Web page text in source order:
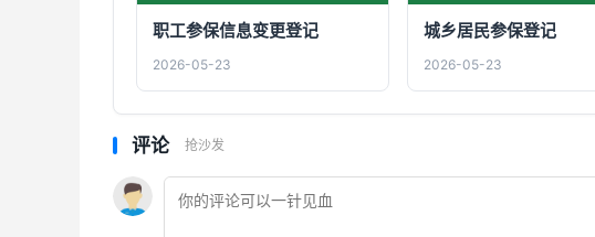
职工参保信息变更登记
2026-05-23
城乡居民参保登记
2026-05-23
评论 抢沙发